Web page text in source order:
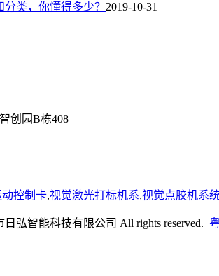
类，你懂得多少？ 2019-10-31
创园B栋408
动控制卡,视觉激光打标机系,视觉点胶机系
弘智能科技有限公司 All rights reserved.